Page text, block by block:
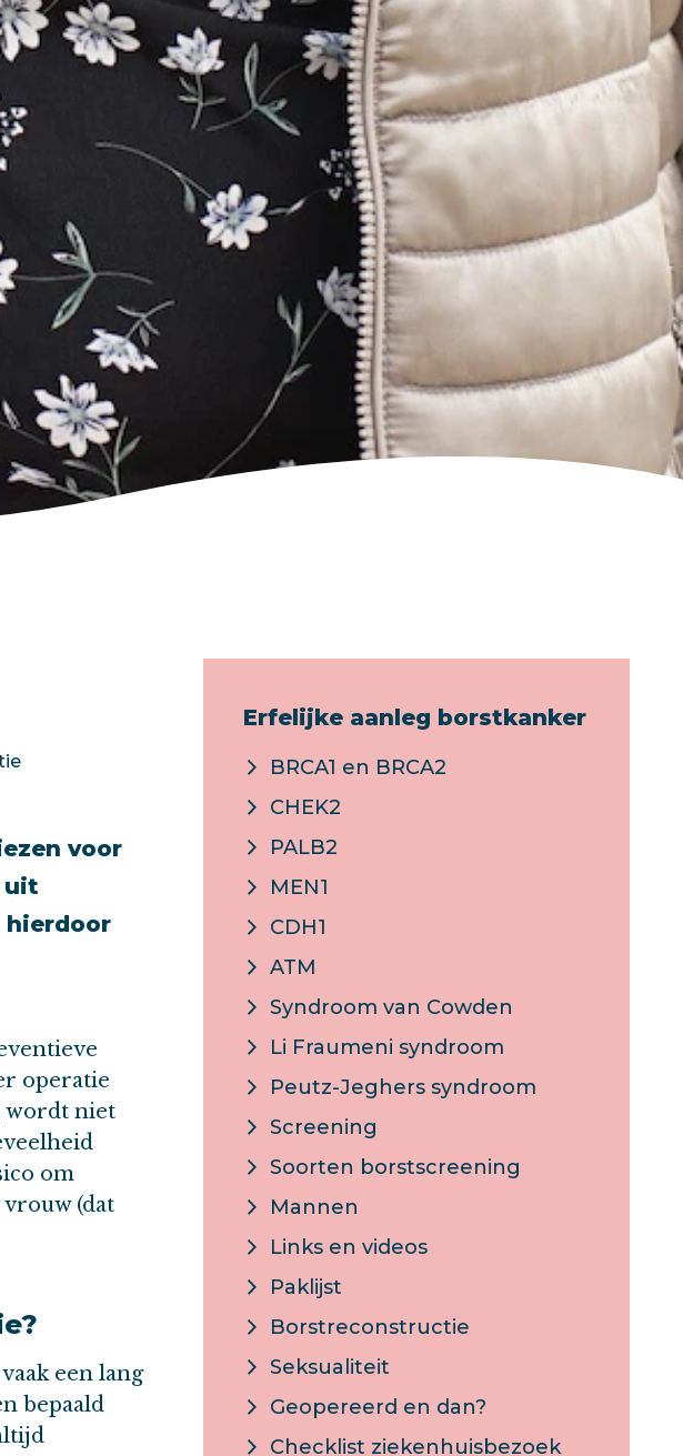
voor
uit
hierdoor
operatie
wordt niet
om
(dat
een lang
bepaald
Erfelijke aanleg borstkanker
BRCA1 en BRCA2
CHEK2
PALB2
MEN1
CDH1
ATM
Syndroom van Cowden
Li Fraumeni syndroom
Peutz-Jeghers syndroom
Screening
Soorten borstscreening
Mannen
Links en videos
Paklijst
Borstreconstructie
Seksualiteit
Geopereerd en dan?
Checklist ziekenhuisbezoek